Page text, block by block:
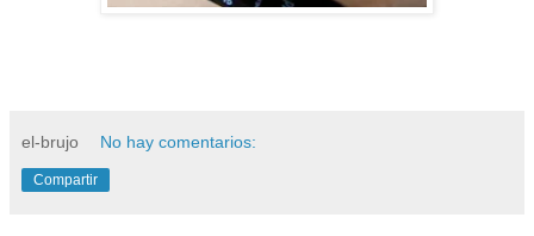
el-brujo No hay comentarios:
Compartir